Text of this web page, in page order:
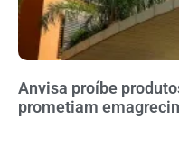
Anvisa proíbe
prometiam